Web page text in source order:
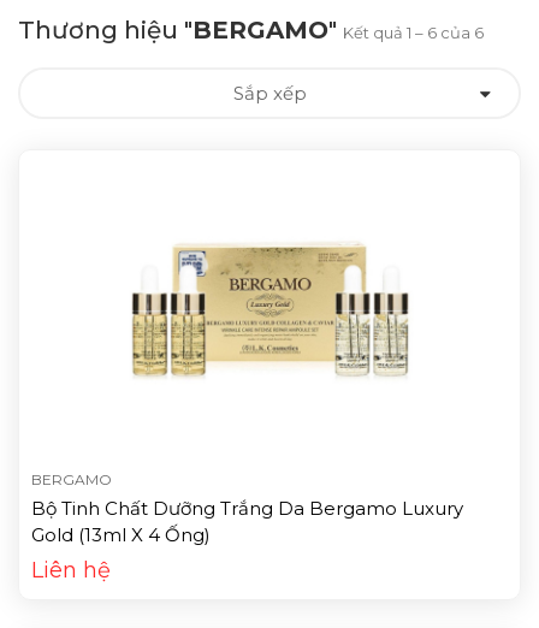
Thương hiệu "BERGAMO" Kết quả 1 – 6 của 6
Sắp xếp
BERGAMO
Bộ Tinh Chất Dưỡng Trắng Da Bergamo Luxury
Gold (13ml X 4 Ống)
Liên hệ